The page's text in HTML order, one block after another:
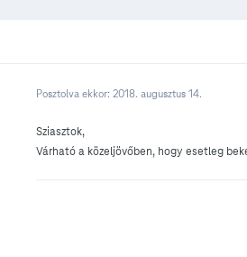
Posztolva ekkor: 2018. augusztus 14.
Sziasztok,
Várható a közeljövőben, hogy esetleg